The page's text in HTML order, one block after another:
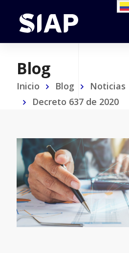
Blog
Inicio Blog Noticias
Decreto 637 de 2020